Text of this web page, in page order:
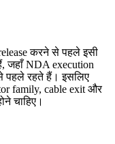
करने से पहले इसी
जहाँ NDA execution
पहले रहते हैं। इसलिए
family, cable exit और
चाहिए।